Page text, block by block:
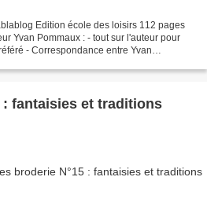
Yvan Pommaux : - tout sur l'auteur pour
- Correspondance entre Yvan
: fantaisies et traditions